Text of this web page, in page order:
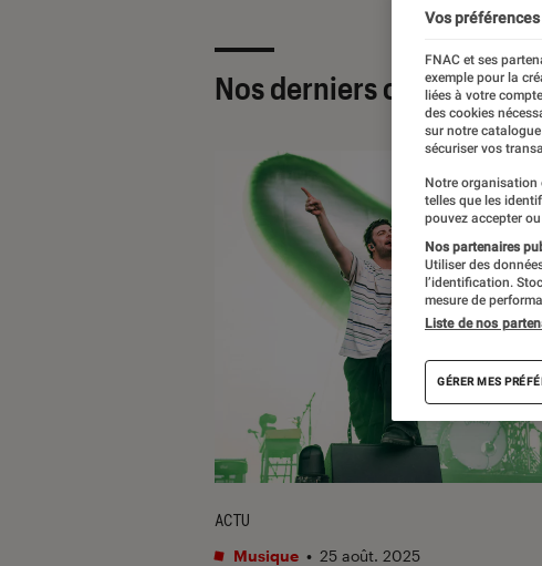
Nos derniers contenus
ACTU
Musique • 25 août. 2025
Vos
FNAC et ses
exemple pour la
liées à votre
des cookies
sur notre
sécuriser vos
Notre organisation
telles que les
pouvez accepter
Nos partenaires
Utiliser des
l’identification.
mesure de
Liste de nos
GÉRER MES